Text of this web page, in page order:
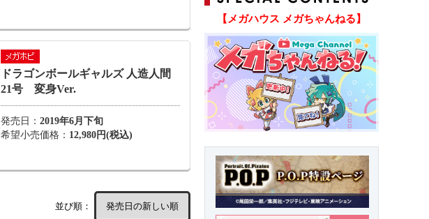
ドラゴンボールギャルズ 人造人間
21号 変身Ver.
発売日： 2019年6月下旬
希望小売価格： 12,980円(税込)
並び順：
【メガハウス メガちゃんねる】